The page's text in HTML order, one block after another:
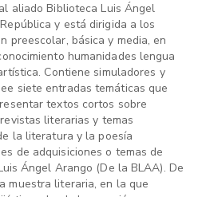
aliado Biblioteca Luis Ángel
y está dirigida a los
preescolar, básica y media, en
humanidades lengua
Contiene simuladores y
siete entradas temáticas que
textos cortos sobre
literarias y temas
la literatura y la poesía
de adquisiciones o temas de
Ángel Arango (De la BLAA). De
muestra literaria, en la que